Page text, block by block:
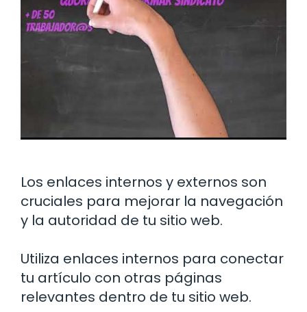
Los enlaces internos y externos son
cruciales para mejorar la navegación
y la autoridad de tu sitio web.
Utiliza enlaces internos para conectar
tu artículo con otras páginas
relevantes dentro de tu sitio web.